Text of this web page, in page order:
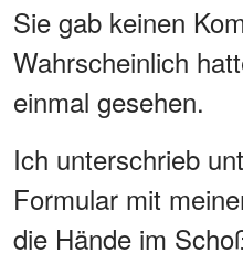
Sie gab keinen
Wahrscheinlich
einmal gesehen.
Ich unterschrieb
Formular mit
die Hände im